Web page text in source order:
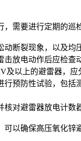
需要进行定期的巡
断裂现象，以及均
击放电动作后应检
及以上的避雷器，
预防性试验，包
核对避雷器放电计
以确保高压氧化